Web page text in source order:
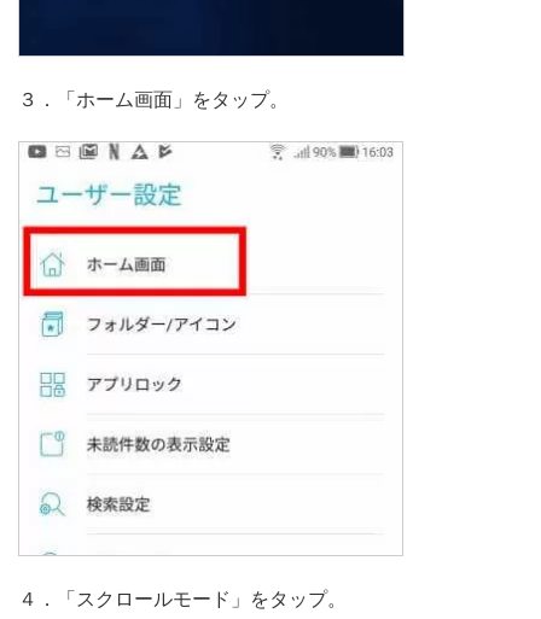
３．「ホーム画面」をタップ。
４．「スクロールモード」をタップ。